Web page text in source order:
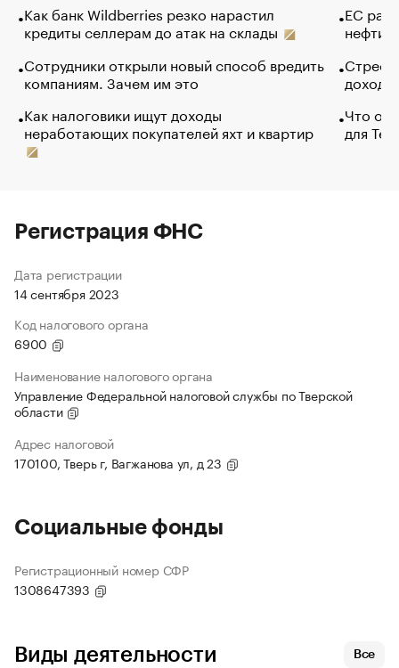
Как банк Wildberries резко нарастил
кредиты селлерам до атак на склады
Сотрудники открыли новый способ вредить
компаниям. Зачем им это
Как налоговики ищут доходы
неработающих покупателей яхт и квартир
ЕС
нефти
Что
для
Регистрация ФНС
Дата регистрации
14 сентября 2023
Код налогового органа
6900
Наименование налогового органа
Управление Федеральной налоговой службы по Тверской
области
Адрес налоговой
170100, Тверь г, Вагжанова ул, д 23
Социальные фонды
Регистрационный номер СФР
1308647393
Виды деятельности Все